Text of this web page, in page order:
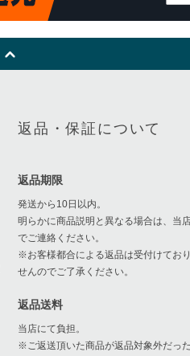
返品・保証について
返品期限
発送から10日以内。
明らかに商品説明と異なる場合は、当
でご連絡ください。
※お客様都合による返品は受付けてお
せんのでご了承ください。
返品送料
当店にて負担。
※ご返送頂いた商品が返品対象外だっ